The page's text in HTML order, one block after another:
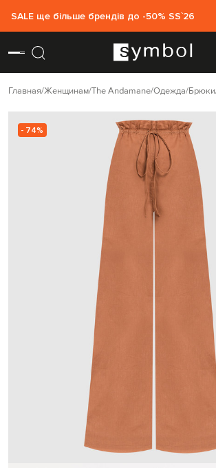
SALE ще більше брендів до -50% SS`26
Главная Женщинам The Andamane Одежда Брюки
- 74%